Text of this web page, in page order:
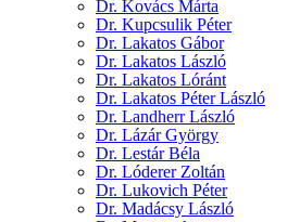
Dr. Kovács Márta
Dr. Kupcsulik Péter
Dr. Lakatos Gábor
Dr. Lakatos László
Dr. Lakatos Lóránt
Dr. Lakatos Péter László
Dr. Landherr László
Dr. Lázár György
Dr. Lestár Béla
Dr. Lóderer Zoltán
Dr. Lukovich Péter
Dr. Madácsy László